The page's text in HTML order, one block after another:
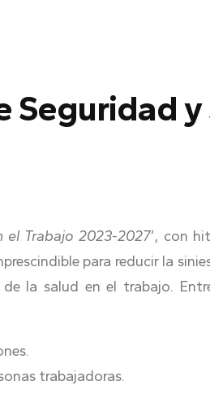
Seguridad y
Trabajo 2023-2027’, con
para reducir la
la salud en el trabajo.
trabajadoras.